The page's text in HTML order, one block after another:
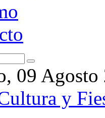
09 Agosto
y